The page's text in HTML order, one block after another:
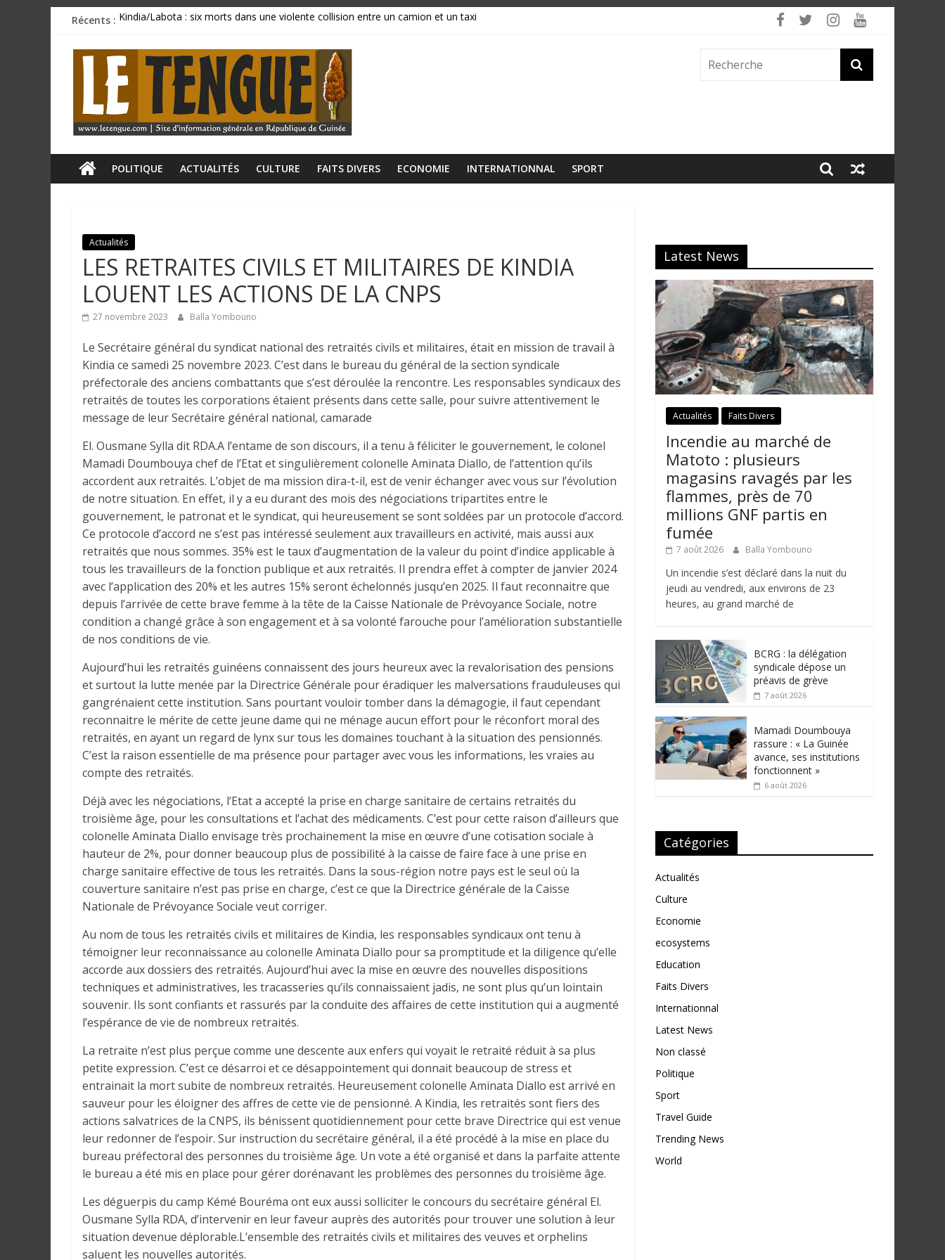
Passer
contenu
Récents : Kindia/Labota : six morts dans une violente collision entre un camion et un taxi
BCRG : la délégation syndicale dépose un préavis de grève
Mamadi Doumbouya rassure : « La Guinée avance, ses institutions fonctionnent »
CU SANOYAH : le corps d’un ressortissant libérien découvert à quelques mètres de la grande mosquée
L
e
T
e
g
u
e
POLITIQUE ACTUALITÉS CULTURE FAITS DIVERS ECONOMIE INTERNATIONNAL SPORT
Actualités
LES RETRAITES CIVILS ET MILITAIRES DE KINDIA
LOUENT LES ACTIONS DE LA CNPS
27 novembre 2023 Balla Yombouno
Le Secrétaire général du syndicat national des retraités civils et militaires, était en mission de travail à
Kindia ce samedi 25 novembre 2023. C’est dans le bureau du général de la section syndicale
préfectorale des anciens combattants que s’est déroulée la rencontre. Les responsables syndicaux des
retraités de toutes les corporations étaient présents dans cette salle, pour suivre attentivement le
message de leur Secrétaire général national, camarade
El. Ousmane Sylla dit RDA.A l’entame de son discours, il a tenu à féliciter le gouvernement, le colonel
Mamadi Doumbouya chef de l’Etat et singulièrement colonelle Aminata Diallo, de l’attention qu’ils
accordent aux retraités. L’objet de ma mission dira-t-il, est de venir échanger avec vous sur l’évolution
de notre situation. En effet, il y a eu durant des mois des négociations tripartites entre le
gouvernement, le patronat et le syndicat, qui heureusement se sont soldées par un protocole d’accord.
Ce protocole d’accord ne s’est pas intéressé seulement aux travailleurs en activité, mais aussi aux
retraités que nous sommes. 35% est le taux d’augmentation de la valeur du point d’indice applicable à
tous les travailleurs de la fonction publique et aux retraités. Il prendra effet à compter de janvier 2024
avec l’application des 20% et les autres 15% seront échelonnés jusqu’en 2025. Il faut reconnaitre que
depuis l’arrivée de cette brave femme à la tête de la Caisse Nationale de Prévoyance Sociale, notre
condition a changé grâce à son engagement et à sa volonté farouche pour l’amélioration substantielle
de nos conditions de vie.
Aujourd’hui les retraités guinéens connaissent des jours heureux avec la revalorisation des pensions
et surtout la lutte menée par la Directrice Générale pour éradiquer les malversations frauduleuses qui
gangrénaient cette institution. Sans pourtant vouloir tomber dans la démagogie, il faut cependant
reconnaitre le mérite de cette jeune dame qui ne ménage aucun effort pour le réconfort moral des
retraités, en ayant un regard de lynx sur tous les domaines touchant à la situation des pensionnés.
C’est la raison essentielle de ma présence pour partager avec vous les informations, les vraies au
compte des retraités.
Déjà avec les négociations, l’Etat a accepté la prise en charge sanitaire de certains retraités du
troisième âge, pour les consultations et l’achat des médicaments. C’est pour cette raison d’ailleurs que
colonelle Aminata Diallo envisage très prochainement la mise en œuvre d’une cotisation sociale à
hauteur de 2%, pour donner beaucoup plus de possibilité à la caisse de faire face à une prise en
charge sanitaire effective de tous les retraités. Dans la sous-région notre pays est le seul où la
couverture sanitaire n’est pas prise en charge, c’est ce que la Directrice générale de la Caisse
Nationale de Prévoyance Sociale veut corriger.
Au nom de tous les retraités civils et militaires de Kindia, les responsables syndicaux ont tenu à
témoigner leur reconnaissance au colonelle Aminata Diallo pour sa promptitude et la diligence qu’elle
accorde aux dossiers des retraités. Aujourd’hui avec la mise en œuvre des nouvelles dispositions
techniques et administratives, les tracasseries qu’ils connaissaient jadis, ne sont plus qu’un lointain
souvenir. Ils sont confiants et rassurés par la conduite des affaires de cette institution qui a augmenté
l’espérance de vie de nombreux retraités.
La retraite n’est plus perçue comme une descente aux enfers qui voyait le retraité réduit à sa plus
petite expression. C’est ce désarroi et ce désappointement qui donnait beaucoup de stress et
entrainait la mort subite de nombreux retraités. Heureusement colonelle Aminata Diallo est arrivé en
sauveur pour les éloigner des affres de cette vie de pensionné. A Kindia, les retraités sont fiers des
actions salvatrices de la CNPS, ils bénissent quotidiennement pour cette brave Directrice qui est venue
leur redonner de l’espoir. Sur instruction du secrétaire général, il a été procédé à la mise en place du
bureau préfectoral des personnes du troisième âge. Un vote a été organisé et dans la parfaite attente
le bureau a été mis en place pour gérer dorénavant les problèmes des personnes du troisième âge.
Les déguerpis du camp Kémé Bouréma ont eux aussi solliciter le concours du secrétaire général El.
Ousmane Sylla RDA, d’intervenir en leur faveur auprès des autorités pour trouver une solution à leur
situation devenue déplorable.L’ensemble des retraités civils et militaires des veuves et orphelins
saluent les nouvelles autorités.
Latest News
Actualités Faits Divers
Incendie au marché de
Matoto : plusieurs
magasins ravagés par les
flammes, près de 70
millions GNF partis en
fumée
7 août 2026 Balla Yombouno
Un incendie s’est déclaré dans la nuit du
jeudi au vendredi, aux environs de 23
heures, au grand marché de
BCRG : la délégation
syndicale dépose un
préavis de grève
7 août 2026
Mamadi Doumbouya
rassure : « La Guinée
avance, ses institutions
fonctionnent »
6 août 2026
Catégories
Actualités
Culture
Economie
ecosystems
Education
Faits Divers
Internationnal
Latest News
Non classé
Politique
Sport
Travel Guide
Trending News
World